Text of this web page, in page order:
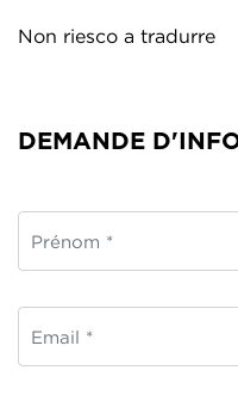
Non riesco a tradurre
DEMANDE